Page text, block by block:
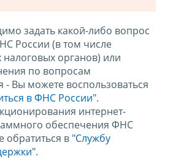
задать какой-либо вопрос
России (в том числе
органов) или
по вопросам
- Вы можете воспользоваться
в ФНС России".
интернет-
обеспечения ФНС
обратиться в "Службу